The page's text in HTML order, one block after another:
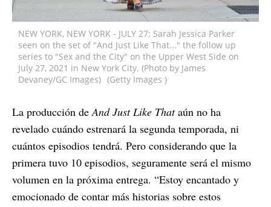
NEW YORK, NEW YORK - JULY 27: Sarah Jessica Parker
seen on the set of "And Just Like That..." the follow up
series to "Sex and the City" on the Upper West Side on
July 27, 2021 in New York City. (Photo by James
Devaney/GC Images) (Getty Images )
La producción deAnd Just Like Thataún no ha
revelado cuándo estrenará la segunda temporada, ni
cuántos episodios tendrá. Pero considerando que la
primera tuvo 10 episodios, seguramente será el mismo
volumen en la próxima entrega. “Estoy encantado y
emocionado de contar más historias sobre estos